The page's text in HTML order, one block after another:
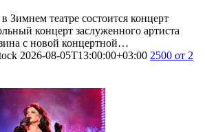
Зимнем театре состоится концерт
концерт заслуженного артиста
с новой концертной…
2026-08-05T13:00:00+03:00 2500 от 2